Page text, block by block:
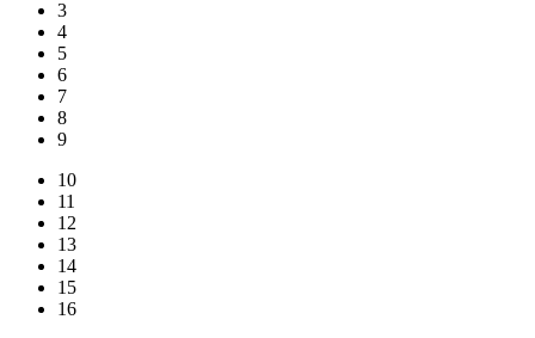
3
4
5
6
7
8
9
10
11
12
13
14
15
16